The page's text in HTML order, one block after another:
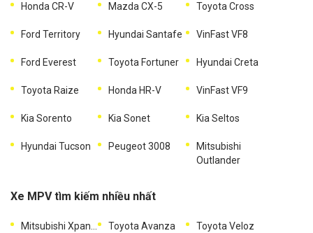
Honda CR-V Mazda CX-5 Toyota Cross
Ford Territory Hyundai Santafe VinFast VF8
Ford Everest Toyota Fortuner Hyundai Creta
Toyota Raize Honda HR-V VinFast VF9
Kia Sorento Kia Sonet Kia Seltos
Hyundai Tucson Peugeot 3008
Mitsubishi
Outlander
Xe MPV tìm kiếm nhiều nhất
Mitsubishi Xpander Toyota Avanza Toyota Veloz